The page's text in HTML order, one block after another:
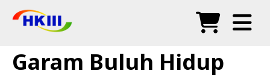
Soalan Lazim
Garam Buluh Hidup